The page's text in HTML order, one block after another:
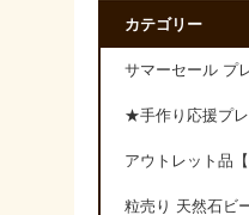
カテゴリー
サマーセール プ
★手作り応援プレ
アウトレット品
粒売り 天然石ビ